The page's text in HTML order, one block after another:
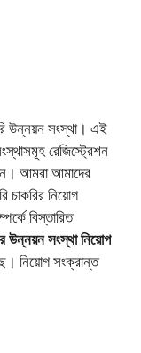
উন্নয়ন সংস্থা। এই
রেজিস্ট্রেশন
আমরা আমাদের
চাকরির নিয়োগ
বিস্তারিত
উন্নয়ন সংস্থা নিয়োগ
নিয়োগ সংক্রান্ত